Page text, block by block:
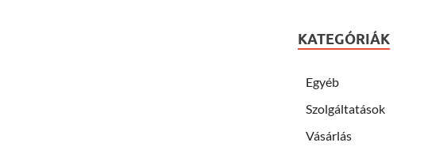
KATEGÓRIÁK
Egyéb
Szolgáltatások
Vásárlás